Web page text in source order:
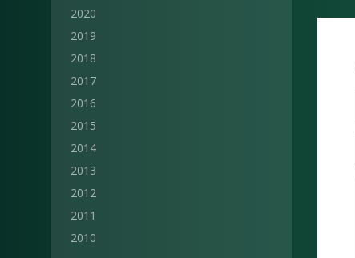
2020
2019
2018
2017
2016
2015
2014
2013
2012
2011
2010